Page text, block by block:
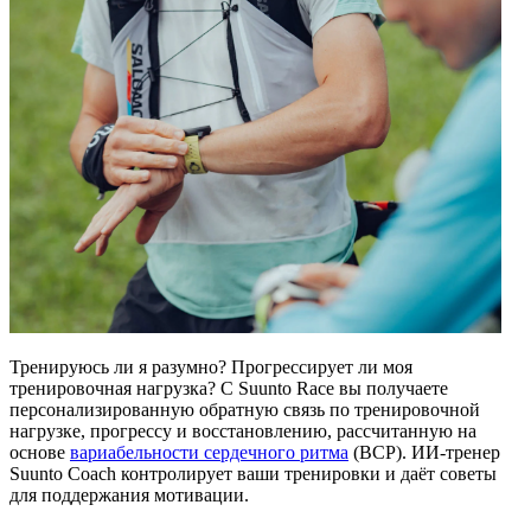
Тренируюсь ли я разумно? Прогрессирует ли моя
тренировочная нагрузка? С Suunto Race вы получаете
персонализированную обратную связь по тренировочной
нагрузке, прогрессу и восстановлению, рассчитанную на
основе вариабельности сердечного ритма (ВСР). ИИ-тренер
Suunto Coach контролирует ваши тренировки и даёт советы
для поддержания мотивации.